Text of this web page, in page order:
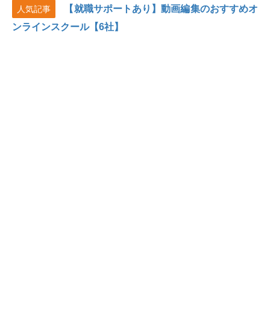
人気記事
【就職サポートあり】動画編集のおすすめオ
ンラインスクール【6社】